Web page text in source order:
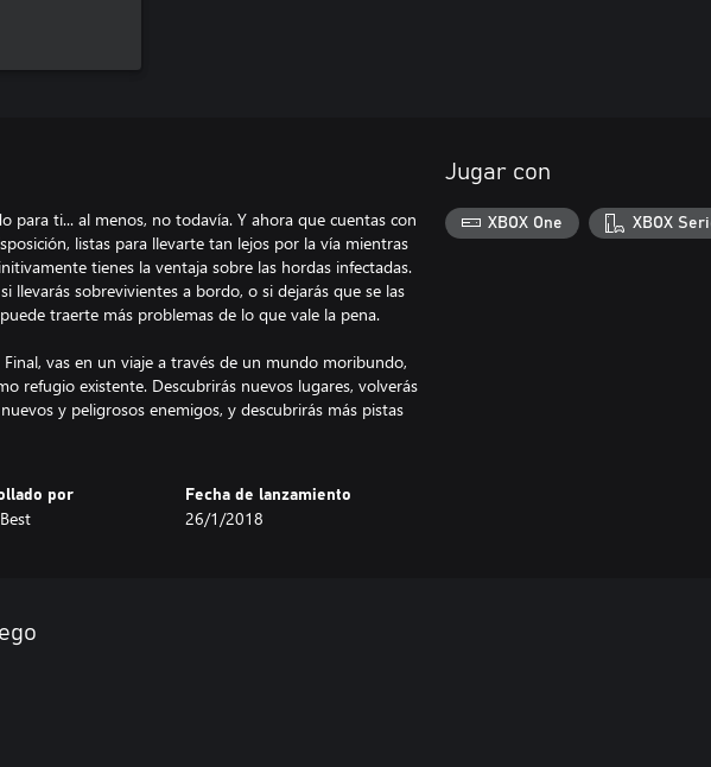
para ti... al menos, no todavía. Y ahora que cuentas con
listas para llevarte tan lejos por la vía mientras
tienes la ventaja sobre las hordas infectadas.
llevarás sobrevivientes a bordo, o si dejarás que se las
traerte más problemas de lo que vale la pena.
vas en un viaje a través de un mundo moribundo,
refugio existente. Descubrirás nuevos lugares, volverás
y peligrosos enemigos, y descubrirás más pistas
por Fecha de lanzamiento
26/1/2018
Jugar con
XBOX One XBOX